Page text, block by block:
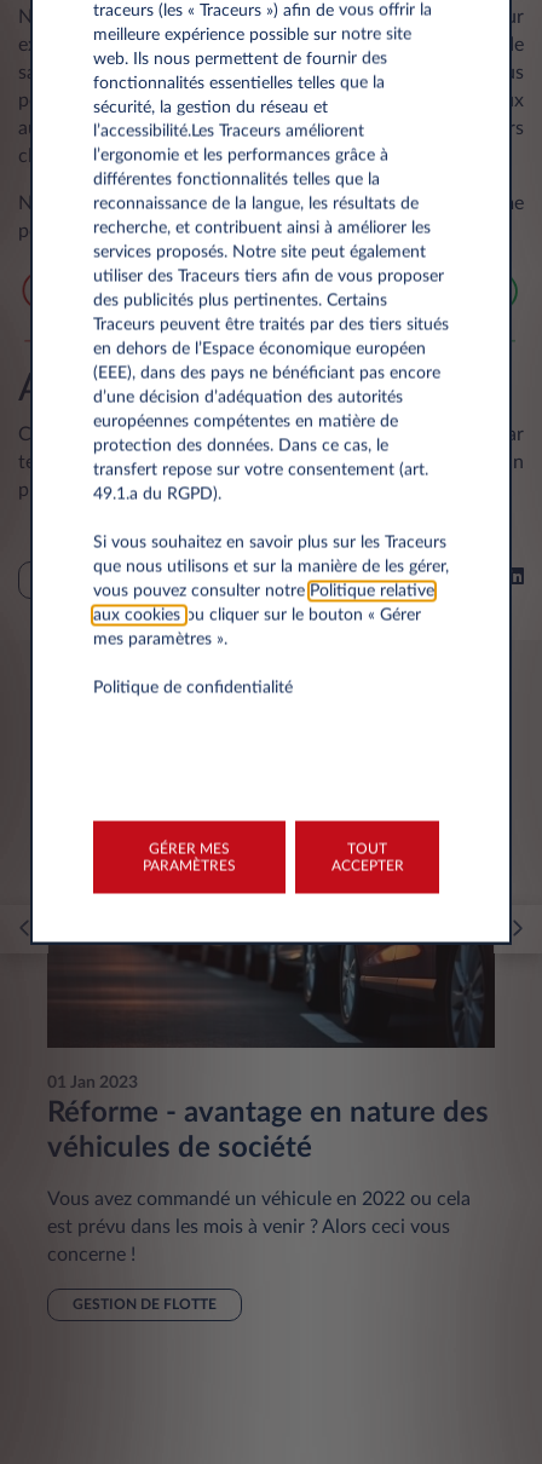
Nous encourageons toujours nos clients à partager leur
expérience de voyage en répondant à notre enquête de
satisfaction lorsqu'ils la reçoivent. De cette manière, nous
pourrons améliorer notre processus et répondre au mieux
aux attentes des conducteurs et améliorer leur parcours
client.
Notez que seules les notes 9 et 10 sont considérées comme
positives.
Avez-vous des questions ?
Contactez notre service conducteur FIRST par
ou par
téléphone au(+352) 40 44 11 11. Notre équipe se fera un
plaisir de vous aider.
CONSEILS Partager sur
01 Jan 2023
Réforme - avantage en nature des
véhicules de société
Vous avez commandé un véhicule en 2022 ou cela
est prévu dans les mois à venir ? Alors ceci vous
concerne !
GESTION DE FLOTTE
traceurs (les « Traceurs ») afin de vous offrir la
meilleure expérience possible sur notre site
web. Ils nous permettent de fournir des
fonctionnalités essentielles telles que la
sécurité, la gestion du réseau et
l’accessibilité.Les Traceurs améliorent
l’ergonomie et les performances grâce à
différentes fonctionnalités telles que la
reconnaissance de la langue, les résultats de
recherche, et contribuent ainsi à améliorer les
services proposés. Notre site peut également
utiliser des Traceurs tiers afin de vous proposer
des publicités plus pertinentes. Certains
Traceurs peuvent être traités par des tiers situés
en dehors de l’Espace économique européen
(EEE), dans des pays ne bénéficiant pas encore
d’une décision d’adéquation des autorités
européennes compétentes en matière de
protection des données. Dans ce cas, le
transfert repose sur votre consentement (art.
49.1.a du RGPD).
Si vous souhaitez en savoir plus sur les Traceurs
que nous utilisons et sur la manière de les gérer,
vous pouvez consulter notre Politique relative
aux cookies ou cliquer sur le bouton « Gérer
mes paramètres ».
Politique de confidentialité
GÉRER MES
PARAMÈTRES
TOUT
ACCEPTER